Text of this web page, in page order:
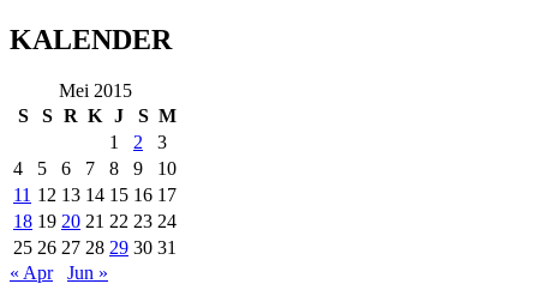
KALENDER
Mei 2015
S
S R K J S M
1
2
3
4
5 6 7 8 9
10
11 12 13 14 15 16 17
18 19 20 21 22 23 24
25 26 27 28 29 30 31
« Apr
Jun »